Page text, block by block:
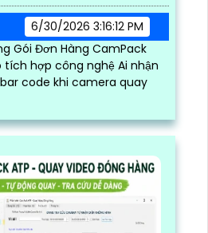
6/30/2026 3:16:12 PM
Gói Đơn Hàng CamPack
tích hợp công nghệ Ai nhận
code khi camera quay